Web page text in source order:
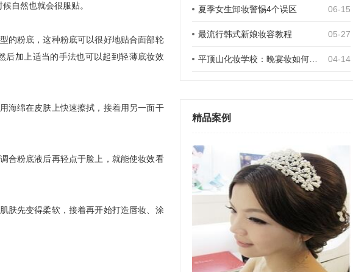
自然也就会很服贴。
粉底，这种粉底可以很好地贴合面部轮
后加上适当的手法也可以起到轻薄底妆效
绵在皮肤上快速擦拭，接着用另一面干
粉底液后再轻点于脸上，就能使妆效看
先变得柔软，接着再开始打造唇妆、涂
夏季女生卸妆警惕4个误区 06-15
最流行韩式新娘妆容教程 05-27
04-14
精品案例